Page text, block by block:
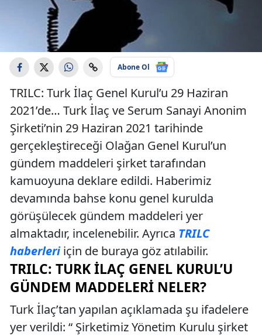
Abone Ol
TRILC: Turk İlaç Genel Kurul’u 29 Haziran
2021’de… Turk İlaç ve Serum Sanayi Anonim
Şirketi’nin 29 Haziran 2021 tarihinde
gerçekleştireceği Olağan Genel Kurul’un
gündem maddeleri şirket tarafından
kamuoyuna deklare edildi. Haberimiz
devamında bahse konu genel kurulda
görüşülecek gündem maddeleri yer
almaktadır, incelenebilir. Ayrıca TRILC
haberleriiçin de buraya göz atılabilir.
TRILC: TURK İLAÇ GENEL KURUL’U
GÜNDEM MADDELERI NELER?
Turk İlaç’tan yapılan açıklamada şu ifadelere
yer verildi: “ Şirketimiz Yönetim Kurulu şirket